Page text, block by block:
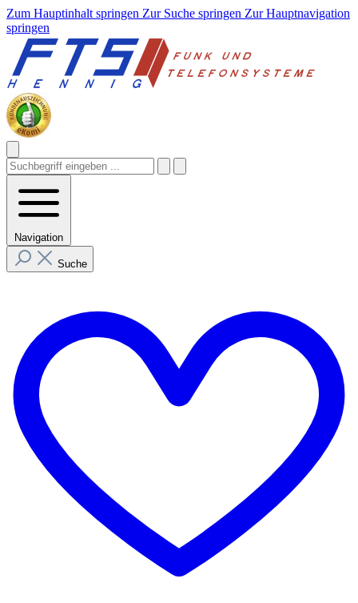
Zum Hauptinhalt springen Zur Suche springen Zur Hauptnavigation
springen
Navigation
Suche